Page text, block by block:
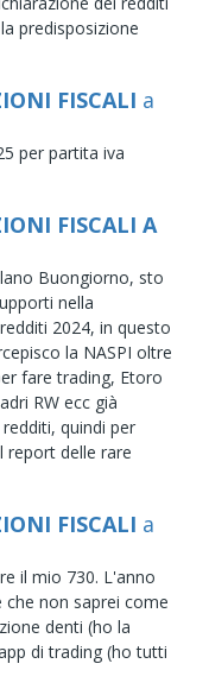
predisposizione
FISCALI a
per partita iva
FISCALI A
Buongiorno, sto
nella
2024, in questo
la NASPI oltre
fare trading, Etoro
RW ecc già
quindi per
report delle rare
FISCALI a
il mio 730. L'anno
non saprei come
denti (ho la
di trading (ho tutti